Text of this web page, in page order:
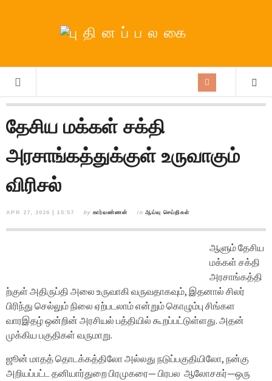
தேசிய மக்கள் சக்தி
அரசாங்கத்துக்குள் உருவாகும்
விரிசல்
APR 27, 2026 | 15:57 by கார்வண்ணன் in ஆய்வு செய்திகள்
ஆளும் தேசிய
மக்கள் சக்தி
அரசாங்கத்தி
ற்குள் அதிருப்தி அலை உருவாகி வருவதாகவும், இதனால் சிலர்
பிரிந்து செல்லும் நிலை ஏற்படலாம் என்றும் கொழும்பு சிங்கள
வாரஇதழ் ஒன்றின் அரசியல் பத்தியில் கூறப்பட்டுள்ளது. அதன்
முக்கிய பகுதிகள் வருமாறு.
ஜூன் மாதத் தொடக்கத்திலோ அல்லது நடுப்பகுதியிலோ, நன்கு
அறியப்பட்ட தனியார்துறை பிரமுகரை— பிரபல ஆலோசகர்—ஒரு